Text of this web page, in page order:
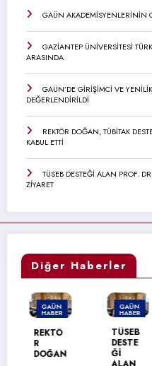
GAÜN AKADEMİSYENLERİNİN
GAZİANTEP ÜNİVERSİTESİ
ARASINDA
GAÜN’DE GİRİŞİMCİ VE
DEĞERLENDİRİLDİ
REKTÖR DOĞAN, TÜBİTAK
KABUL ETTİ
TÜSEB DESTEĞİ ALAN PROF.
ZİYARET
Diğer Haberler
GAÜN
HABER
REKTÖ
DOĞAN
GAÜN
HABER
TÜSEB
DESTE
Ğİ